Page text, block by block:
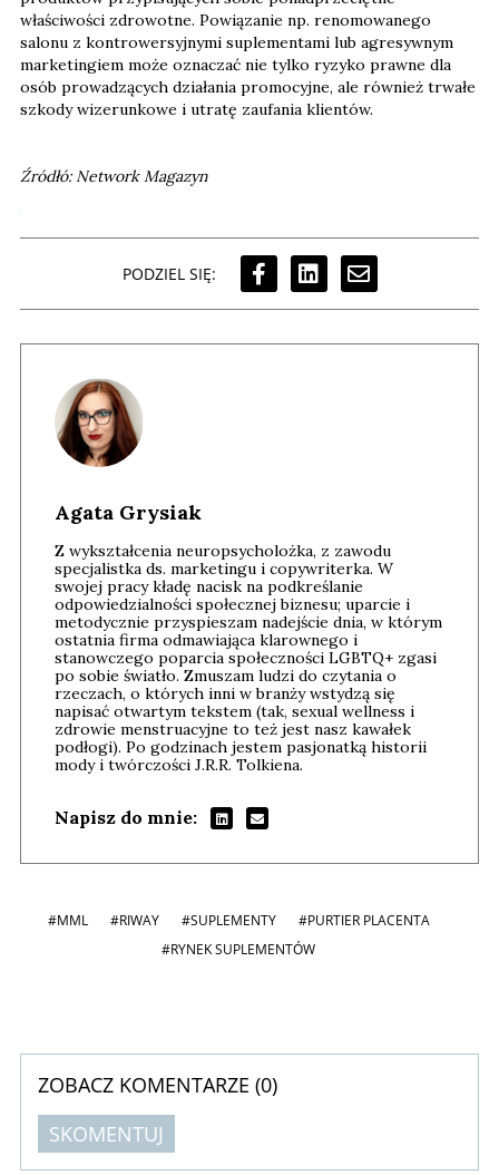
właściwości zdrowotne. Powiązanie np. renomowanego
salonu z kontrowersyjnymi suplementami lub agresywnym
marketingiem może oznaczać nie tylko ryzyko prawne dla
osób prowadzących działania promocyjne, ale również trwałe
szkody wizerunkowe i utratę zaufania klientów.
Źródłó: Network Magazyn
PODZIEL SIĘ:
Agata Grysiak
Z wykształcenia neuropsycholożka, z zawodu
specjalistka ds. marketingu i copywriterka. W
swojej pracy kładę nacisk na podkreślanie
odpowiedzialności społecznej biznesu; uparcie i
metodycznie przyspieszam nadejście dnia, w którym
ostatnia firma odmawiająca klarownego i
stanowczego poparcia społeczności LGBTQ+ zgasi
po sobie światło. Zmuszam ludzi do czytania o
rzeczach, o których inni w branży wstydzą się
napisać otwartym tekstem (tak, sexual wellness i
zdrowie menstruacyjne to też jest nasz kawałek
podłogi). Po godzinach jestem pasjonatką historii
mody i twórczości J.R.R. Tolkiena.
Napisz do mnie:
#MML #RIWAY #SUPLEMENTY
#PURTIER PLACENTA
#RYNEK SUPLEMENTÓW
ZOBACZ KOMENTARZE (0)
SKOMENTUJ